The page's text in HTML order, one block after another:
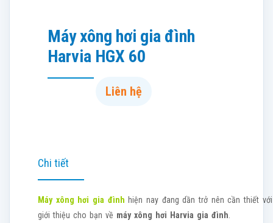
Máy xông hơi gia đình
Harvia HGX 60
Liên hệ
Chi tiết
Máy xông hơi gia đình hiện nay đang dần trở nên cần thiết
giới thiệu cho bạn về máy xông hơi Harvia gia đình